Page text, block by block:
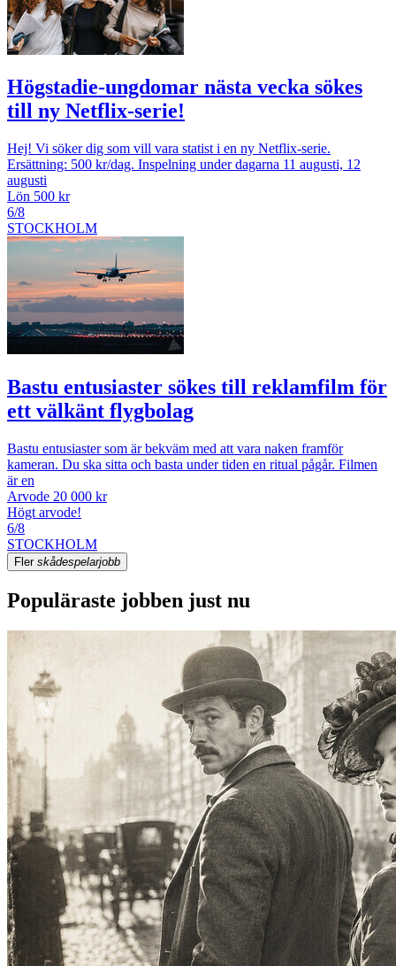
Högstadie-ungdomar nästa vecka sökes
till ny Netflix-serie!
Hej! Vi söker dig som vill vara statist i en ny Netflix-serie.
Ersättning: 500 kr/dag. Inspelning under dagarna 11 augusti, 12
augusti
Lön 500 kr
6/8
STOCKHOLM
Bastu entusiaster sökes till reklamfilm för
ett välkänt flygbolag
Bastu entusiaster som är bekväm med att vara naken framför
kameran. Du ska sitta och basta under tiden en ritual pågår. Filmen
är en
Arvode 20 000 kr
Högt arvode!
6/8
STOCKHOLM
Fler skådespelarjobb
Populäraste jobben just nu